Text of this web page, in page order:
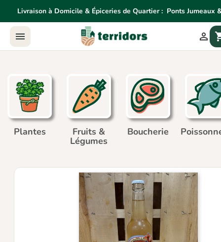
Livraison à Domicile & Épiceries de Quartier :Ponts Jumeaux
 
Livraison à Domicile & Épiceries de Quartier:Ponts
Agne
Plantes Fruits &
Légumes
Boucherie